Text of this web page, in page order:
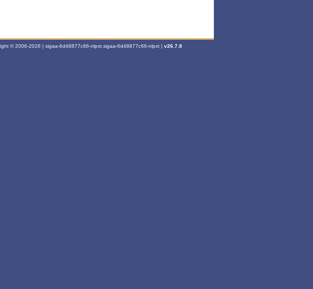
© 2006-2026 | sigaa-6d48877c66-nlpxt.sigaa-6d48877c66-nlpxt | v26.7.8